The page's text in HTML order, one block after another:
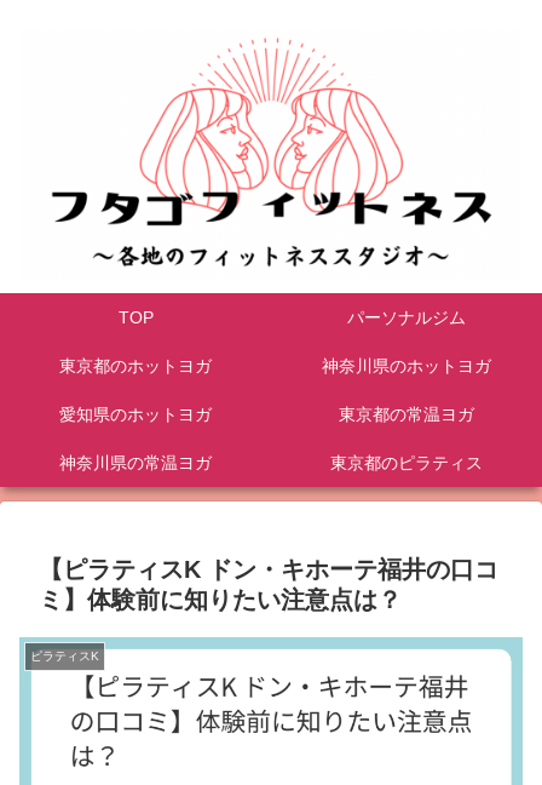
TOP パーソナルジム
東京都のホットヨガ 神奈川県のホットヨガ
愛知県のホットヨガ 東京都の常温ヨガ
神奈川県の常温ヨガ 東京都のピラティス
【ピラティスK ドン・キホーテ福井の口コ
ミ】体験前に知りたい注意点は？
ピラティスK